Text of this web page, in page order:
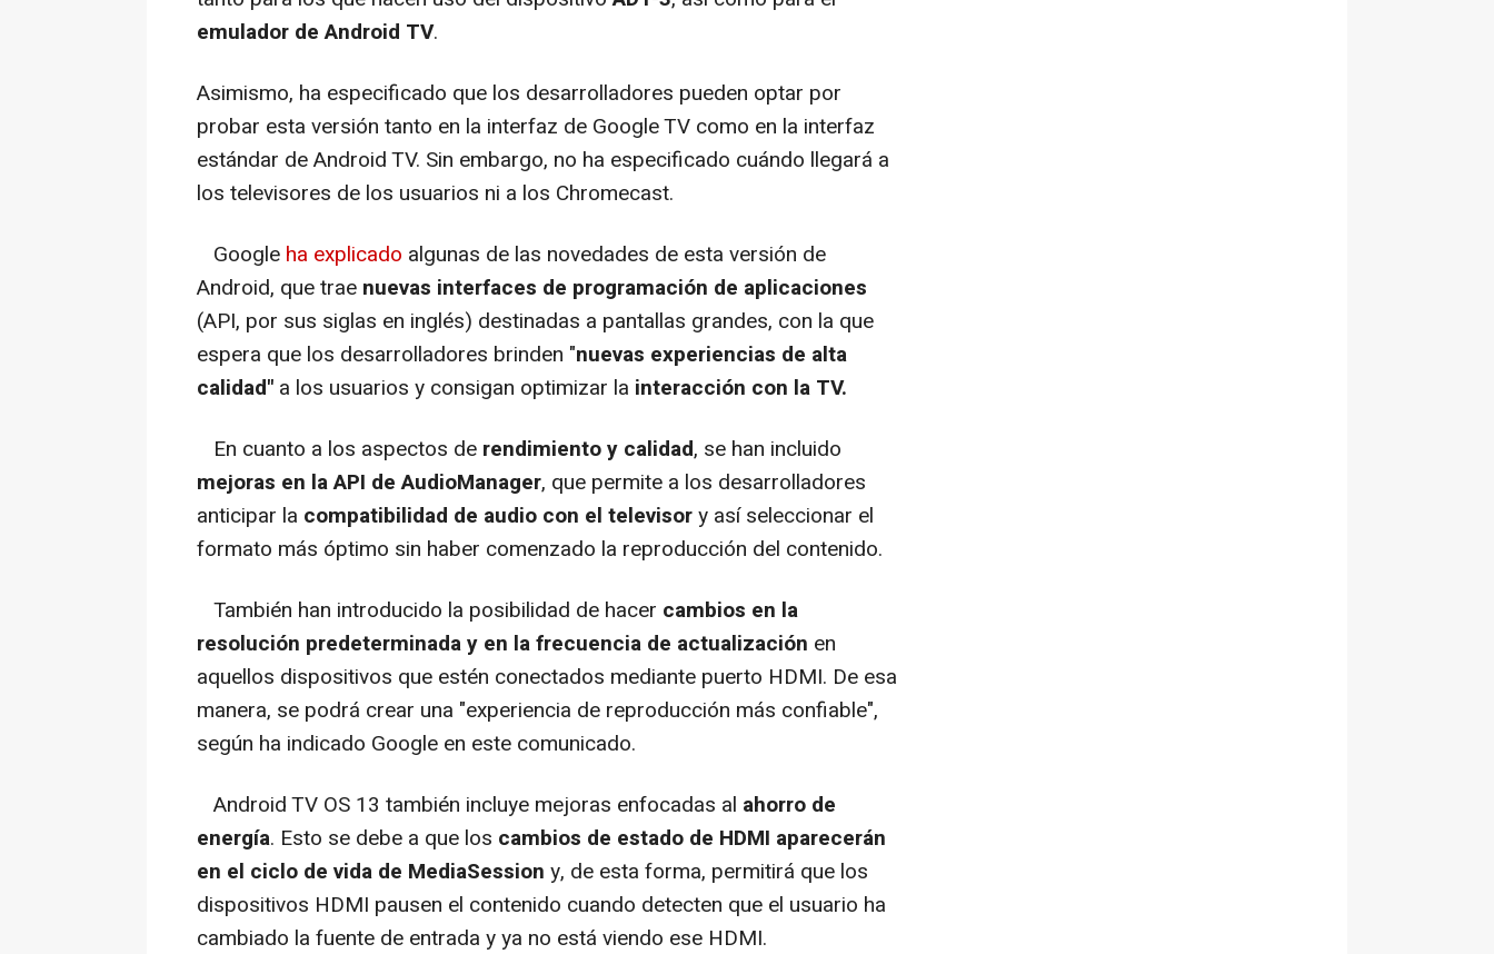
emulador de Android TV.
Asimismo, ha especificado que los desarrolladores pueden optar por
probar esta versión tanto en la interfaz de Google TV como en la interfaz
estándar de Android TV. Sin embargo, no ha especificado cuándo llegará a
los televisores de los usuarios ni a los Chromecast.
Google ha explicado algunas de las novedades de esta versión de
Android, que trae nuevas interfaces de programación de aplicaciones
(API, por sus siglas en inglés) destinadas a pantallas grandes, con la que
espera que los desarrolladores brinden "nuevas experiencias de alta
calidad" a los usuarios y consigan optimizar la interacción con la TV.
En cuanto a los aspectos de rendimiento y calidad, se han incluido
mejoras en la API de AudioManager, que permite a los desarrolladores
anticipar la compatibilidad de audio con el televisory así seleccionar el
formato más óptimo sin haber comenzado la reproducción del contenido.
También han introducido la posibilidad de hacer cambios en la
resolución predeterminada y en la frecuencia de actualización en
aquellos dispositivos que estén conectados mediante puerto HDMI. De esa
manera, se podrá crear una "experiencia de reproducción más confiable",
según ha indicado Google en este comunicado.
Android TV OS 13 también incluye mejoras enfocadas al ahorro de
energía. Esto se debe a que los cambios de estado de HDMI aparecerán
en el ciclo de vida de MediaSession y, de esta forma, permitirá que los
dispositivos HDMI pausen el contenido cuando detecten que el usuario ha
cambiado la fuente de entrada y ya no está viendo ese HDMI.